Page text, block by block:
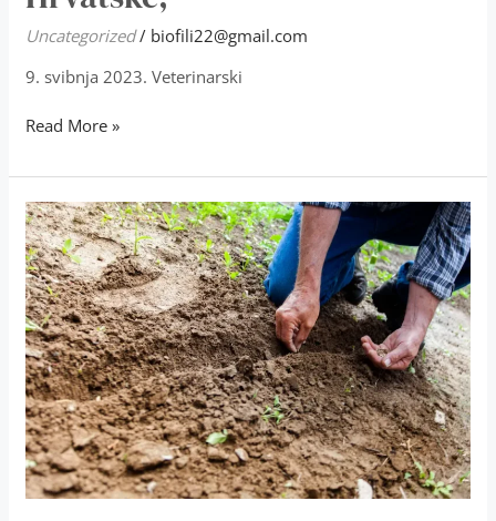
Uncategorized/ biofili22@gmail.com
9. svibnja 2023. Veterinarski
Read More »
Osnivanje
radne
skupine
za
podršku
ekološkim
poljoprivrednicima
Udruge
biofila
Hrvatske